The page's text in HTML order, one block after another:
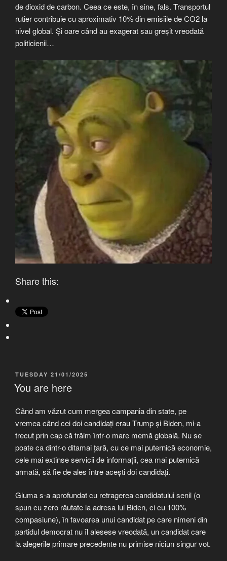
de dioxid de carbon. Ceea ce este, în sine, fals. Transportul
rutier contribuie cu aproximativ 10% din emisiile de CO2 la
nivel global. Și oare când au exagerat sau greșit vreodată
politicienii…
Share this:
POSTED
ON
TUESDAY 21/01/2025
You are here
Când am văzut cum mergea campania din state, pe
vremea când cei doi candidați erau Trump și Biden, mi-a
trecut prin cap că trăim într-o mare memă globală. Nu se
poate ca dintr-o ditamai țară, cu ce mai puternică economie,
cele mai extinse servicii de informații, cea mai puternică
armată, să fie de ales între acești doi candidați.
Gluma s-a aprofundat cu retragerea candidatului senil (o
spun cu zero răutate la adresa lui Biden, ci cu 100%
compasiune), în favoarea unui candidat pe care nimeni din
partidul democrat nu îl alesese vreodată, un candidat care
la alegerile primare precedente nu primise niciun singur vot.